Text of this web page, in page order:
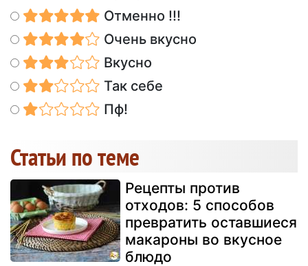
Отменно !!!
Очень вкусно
Вкусно
Так себе
Пф!
Статьи по теме
Рецепты против
отходов: 5 способов
превратить оставшиеся
макароны во вкусное
блюдо